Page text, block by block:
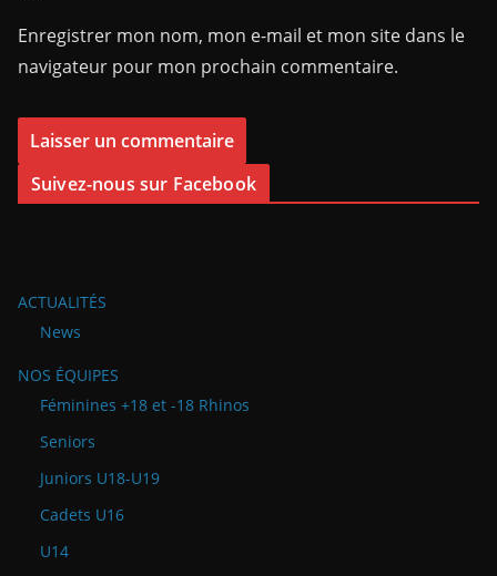
Enregistrer mon nom, mon e-mail et mon site dans le
navigateur pour mon prochain commentaire.
Suivez-nous sur Facebook
ACTUALITÉS
News
NOS ÉQUIPES
Féminines +18 et -18 Rhinos
Seniors
Juniors U18-U19
Cadets U16
U14